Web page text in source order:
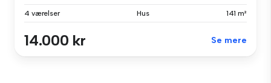
4 værelser Hus 141 m²
14.000 kr Se mere